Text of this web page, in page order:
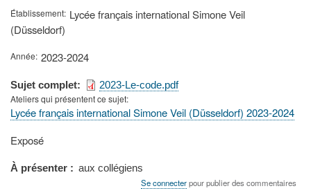
Établissement Lycée français international Simone Veil
(Düsseldorf)
Année 2023-2024
Sujet complet
2023-Le-code.pdf
Ateliers qui présentent ce sujet
Lycée français international Simone Veil (Düsseldorf) 2023-2024
Type
présentation
Exposé
À présenter aux collégiens
Se connecterpour publier des commentaires